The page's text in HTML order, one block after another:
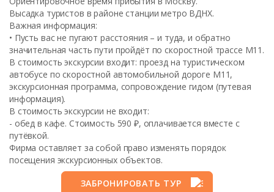
Высадка туристов в районе станции метро ВДНХ.
Важная информация:
• Пусть вас не пугают расстояния – и туда, и обратно
значительная часть пути пройдёт по скоростной трассе М11.
В стоимость экскурсии входит: проезд на туристическом
автобусе по скоростной автомобильной дороге М11,
экскурсионная программа, сопровождение гидом (путевая
информация).
В стоимость экскурсии не входит:
- обед в кафе. Стоимость 590 ₽, оплачивается вместе с
путёвкой.
Фирма оставляет за собой право изменять порядок
посещения экскурсионных объектов.
ЗАБРОНИРОВАТЬ ТУР